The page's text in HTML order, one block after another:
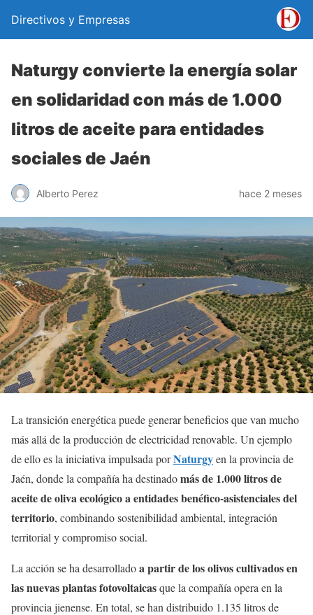
Directivos y Empresas
Naturgy convierte la energía solar
en solidaridad con más de 1.000
litros de aceite para entidades
sociales de Jaén
Alberto Perez hace 2 meses
La transición energética puede generar beneficios que van mucho
más allá de la producción de electricidad renovable. Un ejemplo
de ello es la iniciativa impulsada porNaturgyen la provincia de
Jaén, donde la compañía ha destinadomás de 1.000 litros de
aceite de oliva ecológico a entidades benéfico-asistenciales del
territorio, combinando sostenibilidad ambiental, integración
territorial y compromiso social.
La acción se ha desarrolladoa partir de los olivos cultivados en
las nuevas plantas fotovoltaicasque la compañía opera en la
provincia jienense. En total, se han distribuido 1.135 litros de